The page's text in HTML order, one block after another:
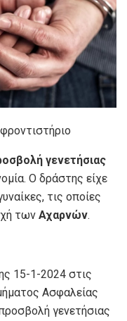
γενετήσιας
Ο δράστης είχε
τις οποίες
των Αχαρνών.
15-1-2024 στις
Ασφαλείας
γενετήσιας